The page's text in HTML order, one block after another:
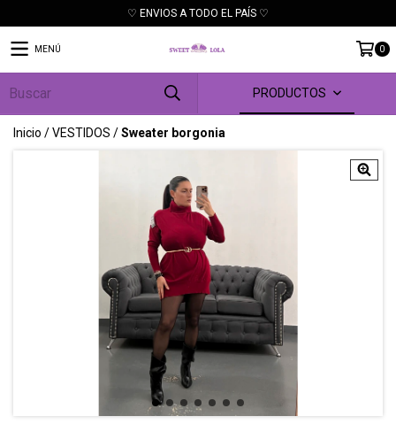
♡ ENVIOS A TODO EL PAÍS ♡
MENÚ 0
PRODUCTOS
Inicio /VESTIDOS /Sweater borgonia